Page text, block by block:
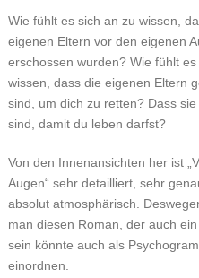
Wie fühlt es sich an zu wissen,
eigenen Eltern vor den eigenen
erschossen wurden? Wie fühlt
wissen, dass die eigenen Eltern
sind, um dich zu retten? Dass
sind, damit du leben darfst?
Von den Innenansichten her ist
Augen“ sehr detailliert, sehr
absolut atmosphärisch.
man diesen Roman, der auch
sein könnte auch als
einordnen.